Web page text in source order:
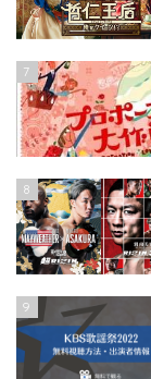
7
8
9